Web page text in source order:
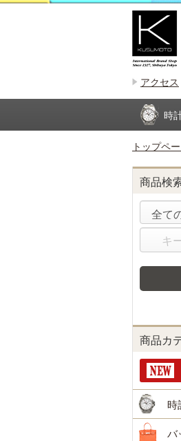
アクセス
時
トップペ
商品検
商品カ
時
バ